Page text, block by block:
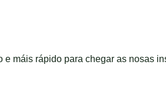
máis rápido para chegar as nosas